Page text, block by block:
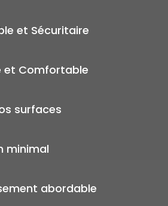
et Sécuritaire
et Comfortable
surfaces
minimal
abordable